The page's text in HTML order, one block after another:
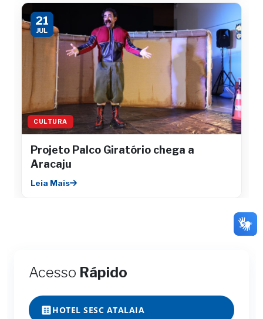
21
JUL
CULTURA
Projeto Palco Giratório chega a
Aracaju
Leia Mais
Acesso Rápido
HOTEL SESC ATALAIA